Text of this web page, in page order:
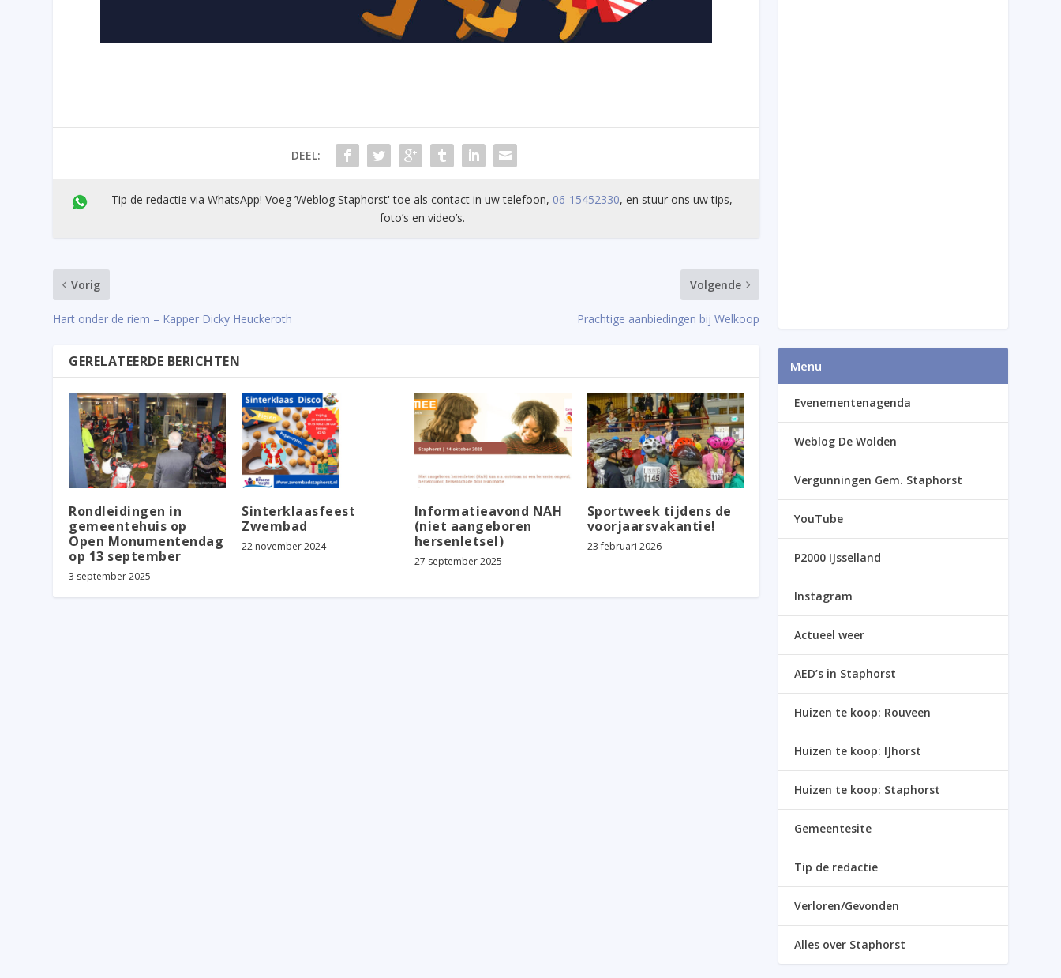
DEEL:
Tip de redactie via WhatsApp! Voeg ’Weblog Staphorst' toe als contact in uw telefoon, 06-15452330, en stuur ons uw tips,
foto’s en video’s.
Vorig
Hart onder de riem – Kapper Dicky Heuckeroth
Volgende
Prachtige aanbiedingen bij Welkoop
GERELATEERDE BERICHTEN
Rondleidingen in
gemeentehuis op
Open Monumentendag
op 13 september
3 september 2025
Sinterklaasfeest
Zwembad
22 november 2024
Informatieavond NAH
(niet aangeboren
hersenletsel)
27 september 2025
Sportweek tijdens de
voorjaarsvakantie!
23 februari 2026
Menu
Evenementenagenda
Weblog De Wolden
Vergunningen Gem. Staphorst
YouTube
P2000 IJsselland
Instagram
Actueel weer
AED’s in Staphorst
Huizen te koop: Rouveen
Huizen te koop: IJhorst
Huizen te koop: Staphorst
Gemeentesite
Tip de redactie
Verloren/Gevonden
Alles over Staphorst